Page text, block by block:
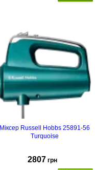
Міксер Russell Hobbs 25891-56
Turquoise
2807 грн